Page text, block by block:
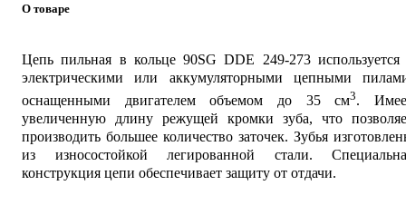
О товаре
Цепь пильная в кольце 90SG DDE 249-273 используется
электрическими или аккумуляторными цепными
оснащенными двигателем объемом до 35 см3.
увеличенную длину режущей кромки зуба, что
производить большее количество заточек. Зубья
из износостойкой легированной стали.
конструкция цепи обеспечивает защиту от отдачи.